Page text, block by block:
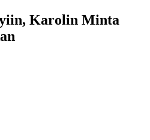
Karolin Minta